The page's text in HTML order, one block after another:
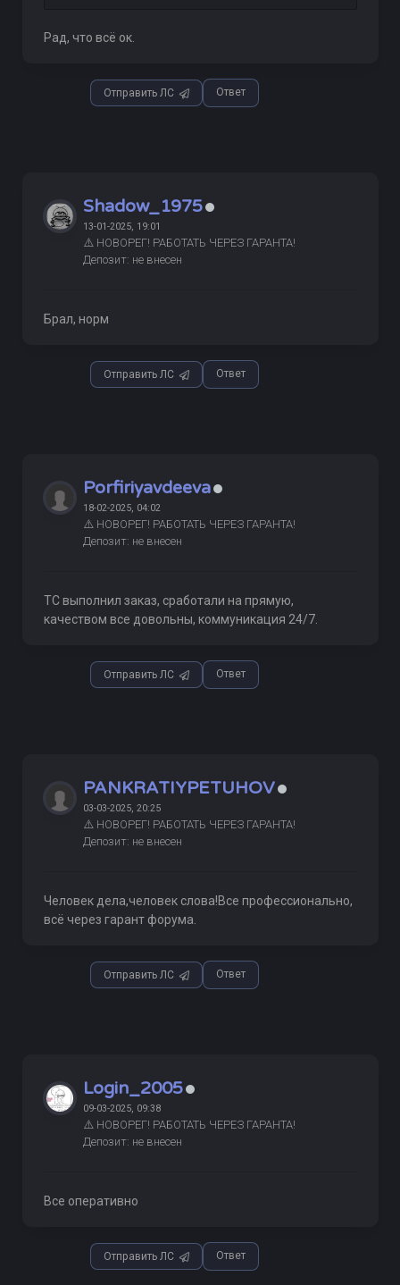
Рад, что всё ок.
Отправить ЛС Ответ
Shadow_1975
13-01-2025, 19:01
⚠️ НОВОРЕГ! РАБОТАТЬ ЧЕРЕЗ ГАРАНТА!
Депозит: не внесен
Брал, норм
Отправить ЛС Ответ
Porfiriyavdeeva
18-02-2025, 04:02
⚠️ НОВОРЕГ! РАБОТАТЬ ЧЕРЕЗ ГАРАНТА!
Депозит: не внесен
ТС выполнил заказ, сработали на прямую,
качеством все довольны, коммуникация 24/7.
Отправить ЛС Ответ
PANKRATIYPETUHOV
03-03-2025, 20:25
⚠️ НОВОРЕГ! РАБОТАТЬ ЧЕРЕЗ ГАРАНТА!
Депозит: не внесен
Человек дела,человек слова!Все профессионально,
всё через гарант форума.
Отправить ЛС Ответ
Login_2005
09-03-2025, 09:38
⚠️ НОВОРЕГ! РАБОТАТЬ ЧЕРЕЗ ГАРАНТА!
Депозит: не внесен
Все оперативно
Отправить ЛС Ответ